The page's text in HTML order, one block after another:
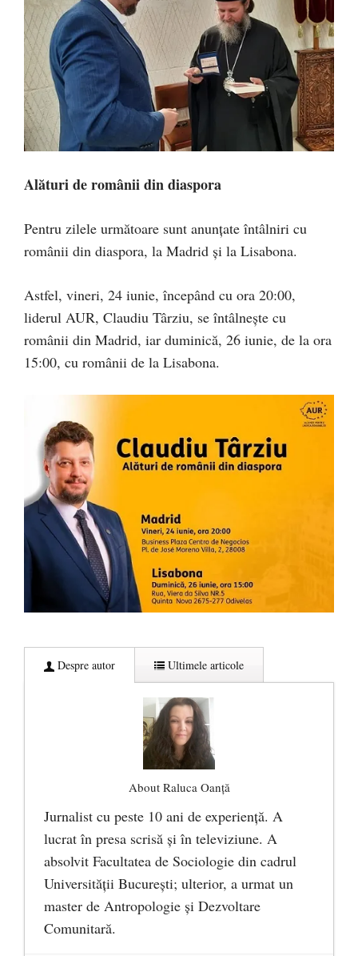
Alături de românii din diaspora
Pentru zilele următoare sunt anunțate întâlniri cu
românii din diaspora, la Madrid și la Lisabona.
Astfel, vineri, 24 iunie, începând cu ora 20:00,
liderul AUR, Claudiu Târziu, se întâlnește cu
românii din Madrid, iar duminică, 26 iunie, de la ora
15:00, cu românii de la Lisabona.
Despre autor Ultimele articole
About Raluca Oanță
Jurnalist cu peste 10 ani de experiență. A
lucrat în presa scrisă și în televiziune. A
absolvit Facultatea de Sociologie din cadrul
Universității București; ulterior, a urmat un
master de Antropologie și Dezvoltare
Comunitară.